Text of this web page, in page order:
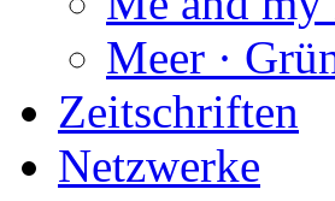
Meer ·
Zeitschriften
Netzwerke